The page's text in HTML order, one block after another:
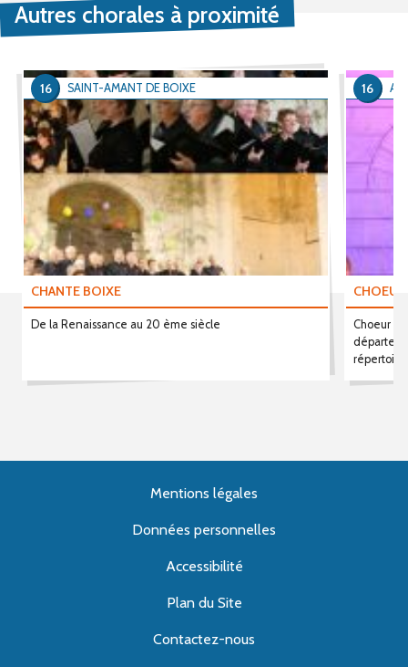
Autres chorales à proximité
CHANTE BOIXE
De la Renaissance au 20 ème siècle
SAINT-AMANT DE BOIXE
16
Choeur
répertoire
16
Mentions légales
Données personnelles
Accessibilité
Plan du Site
Contactez-nous